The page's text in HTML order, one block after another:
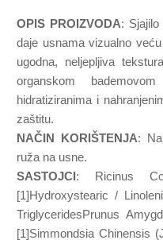
OPIS PROIZVODA:
daje usnama vizualno
ugodna, neljepljiva
organskom
hidratiziranima i
zaštitu.
NAČIN KORIŠTENJA:
ruža na usne.
SASTOJCI: Ricinus
[1]Hydroxystearic /
TriglyceridesPrunus
[1]Simmondsia Chinensis